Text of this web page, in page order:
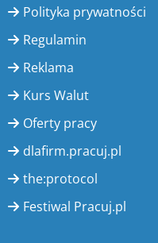
Polityka prywatności
Regulamin
Reklama
Kurs Walut
Oferty pracy
dlafirm.pracuj.pl
the:protocol
Festiwal Pracuj.pl